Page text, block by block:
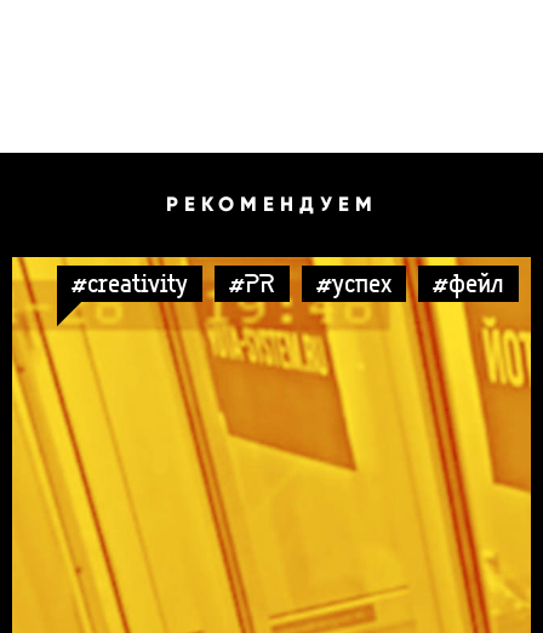
РЕКОМЕНДУЕМ
#creativity #PR #успех #фейл